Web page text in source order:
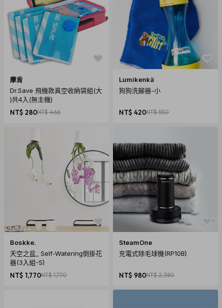
摩肯
Dr.Save 飛機款真空收納袋組(大
)共4入(無主機)
NT$ 280NT$ 466
Lumikenkä
狗狗洗腳器-小
NT$ 420NT$ 550
Boskke.
天空之盆_ Self-Watering倒掛花
器(3入組-S)
NT$ 1,770NT$ 1,770
SteamOne
充電式除毛球機(RP10B)
NT$ 980NT$ 2,380